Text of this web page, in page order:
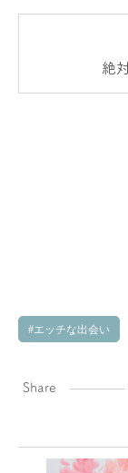
絶
エッチな出会い
Share